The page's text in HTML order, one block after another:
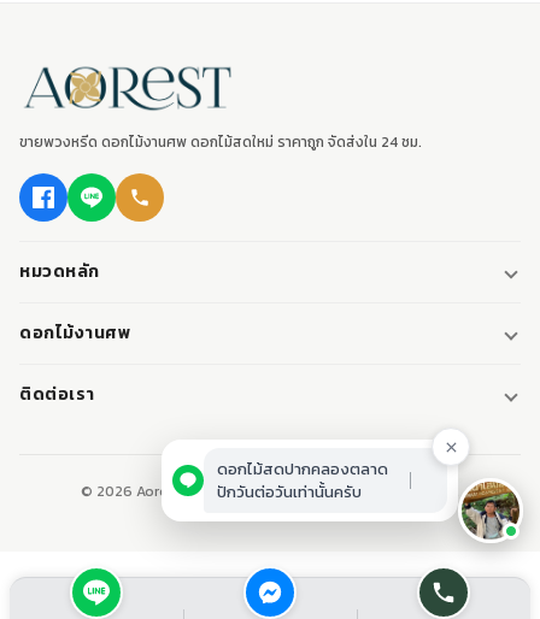
ขายพวงหรีด ดอกไม้งานศพ ดอกไม้สดใหม่ ราคาถูก จัดส่งใน 24 ชม.
หมวดหลัก
พวงหรีด
พวงหรีดมาลา
หรีดหนังสือ
ดอกไม้งานศพ
ดอกไม้หน้าศพ
ติดต่อเรา
ปากคลองตลาด เขตพระนคร กทม.
© 2026 Aorest. ขายพวงหรีด ดอกไม้งานศพ ปากคลองตลาด.
ดอกไม้สดปากคลองตลาด
ปักวันต่อวันเท่านั้นครับ